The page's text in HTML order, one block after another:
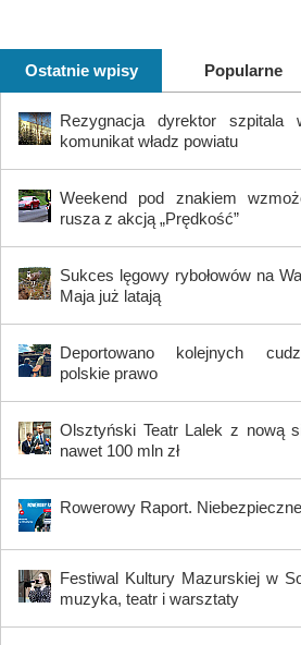
Ostatnie wpisy Popularne
Rezygnacja dyrektor szpitala
komunikat władz powiatu
Weekend pod znakiem
rusza z akcją „Prędkość”
Sukces lęgowy rybołowów na
Maja już latają
Deportowano kolejnych
polskie prawo
Olsztyński Teatr Lalek z nową
nawet 100 mln zł
Rowerowy Raport.
Festiwal Kultury Mazurskiej w
muzyka, teatr i warsztaty